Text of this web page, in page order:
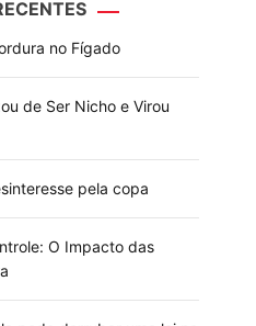
o
e
no Fígado
de Ser Nicho e Virou
pela copa
O Impacto das